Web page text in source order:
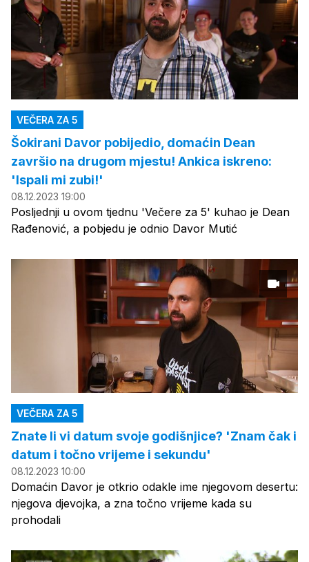
VEČERA ZA 5
Šokirani Davor pobijedio, domaćin Dean
završio na drugom mjestu! Ankica iskreno:
'Ispali mi zubi!'
08.12.2023 19:00
Posljednji u ovom tjednu 'Večere za 5' kuhao je Dean
Rađenović, a pobjedu je odnio Davor Mutić
VEČERA ZA 5
Znate li vi datum svoje godišnjice? 'Znam čak i
datum i točno vrijeme i sekundu'
08.12.2023 10:00
Domaćin Davor je otkrio odakle ime njegovom desertu:
njegova djevojka, a zna točno vrijeme kada su
prohodali